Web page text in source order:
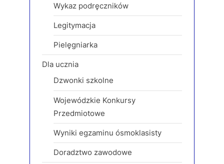
Wykaz podręczników
Legitymacja
Pielęgniarka
Dla ucznia
Dzwonki szkolne
Wojewódzkie Konkursy
Przedmiotowe
Wyniki egzaminu ósmoklasisty
Doradztwo zawodowe